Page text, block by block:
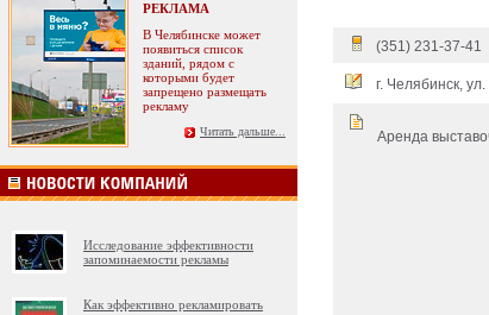
РЕКЛАМА
В Челябинске может
появиться список
зданий, рядом с
которыми будет
запрещено размещать
рекламу
Читать дальше...
Исследование эффективности
запоминаемости рекламы
Как эффективно рекламировать
(351) 231-37-41
г. Челябинск,
Аренда